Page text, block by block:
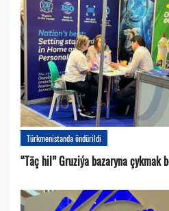
Türkmenistanda öndürildi
“Täç hil” Gruziýa bazaryna çykmak